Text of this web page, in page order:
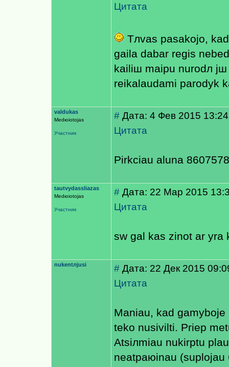
Цитата
Tлvas pasakojo,
gaila dabar regis
kailiш maiрu nurodл
reikalaudami parodyk
valdukas
Medюiotojas
Участник
# Дата: 4 Фев 2015 13:24
Цитата
Pirkciau aluna
tautvydassliazas
Medюiotojas
Участник
# Дата: 22 Мар 2015
Цитата
sw gal kas zinot ar yra
nukentлjusi # Дата: 22 Дек 2015
Цитата
Maniau, kad
teko nusivilti. Prieр
Atsiлmiau nukirptu
neatpaюinau (suplojau